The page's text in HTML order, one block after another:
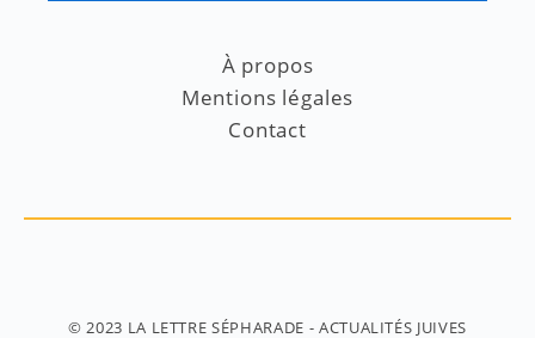
À propos
Mentions légales
Contact
© 2023 LA LETTRE SÉPHARADE - ACTUALITÉS JUIVES